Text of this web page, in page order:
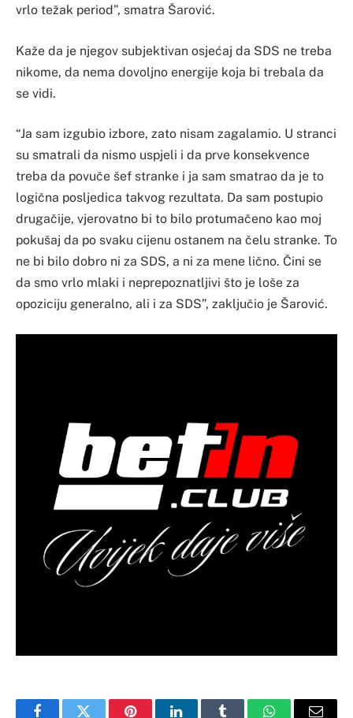
vrlo težak period”, smatra Šarović.
Kaže da je njegov subjektivan osjećaj da SDS ne treba
nikome, da nema dovoljno energije koja bi trebala da
se vidi.
“Ja sam izgubio izbore, zato nisam zagalamio. U stranci
su smatrali da nismo uspjeli i da prve konsekvence
treba da povuče šef stranke i ja sam smatrao da je to
logična posljedica takvog rezultata. Da sam postupio
drugačije, vjerovatno bi to bilo protumačeno kao moj
pokušaj da po svaku cijenu ostanem na čelu stranke. To
ne bi bilo dobro ni za SDS, a ni za mene lično. Čini se
da smo vrlo mlaki i neprepoznatljivi što je loše za
opoziciju generalno, ali i za SDS”, zaključio je Šarović.